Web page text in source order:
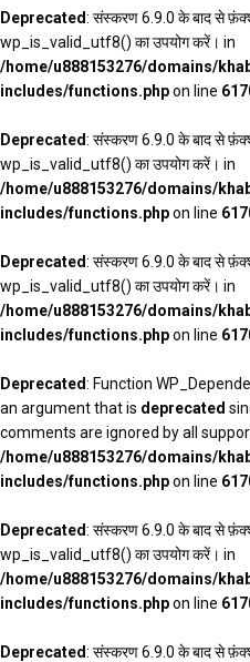
Deprecated: संस्करण 6.9.0 के बाद से
wp_is_valid_utf8() का उपयोग करें। in
/home/u888153276/domains/
includes/functions.phpon line
Deprecated: संस्करण 6.9.0 के बाद से
wp_is_valid_utf8() का उपयोग करें। in
/home/u888153276/domains/
includes/functions.phpon line
Deprecated: संस्करण 6.9.0 के बाद से
wp_is_valid_utf8() का उपयोग करें। in
/home/u888153276/domains/
includes/functions.phpon line
Deprecated: Function
an argument that is deprecated
comments are ignored by all
/home/u888153276/domains/
includes/functions.phpon line
Deprecated: संस्करण 6.9.0 के बाद से
wp_is_valid_utf8() का उपयोग करें। in
/home/u888153276/domains/
includes/functions.phpon line
Deprecated: संस्करण 6.9.0 के बाद से